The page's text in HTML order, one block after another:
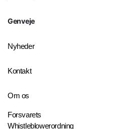
Genveje
Nyheder
Kontakt
Om os
Forsvarets
Whistleblowerordning